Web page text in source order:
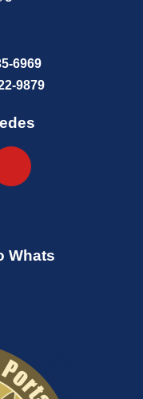
6969
9879
Whats